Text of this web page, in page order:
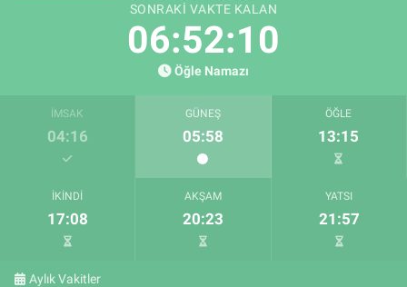
SONRAKI VAKTE KALAN
06:52:09
Öğle Namazı
İMSAK
04:16
GÜNEŞ
05:58
ÖĞLE
13:15
İKINDI
17:08
AKŞAM
20:23
YATSI
21:57
Aylık Vakitler